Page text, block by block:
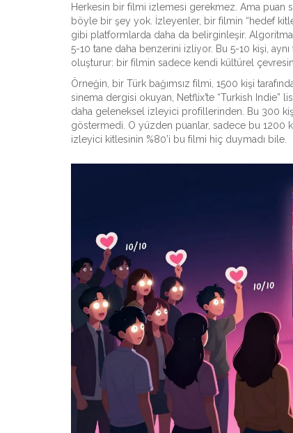
Herkesin bir filmi izlemesi gerekmez. Ama puan
böyle bir şey yok. İzleyenler, bir filmin “hedef
gibi platformlarda daha da belirginleşir.
5-10 tane daha benzerini izliyor. Bu 5-10 kişi,
oluşturur: bir filmin sadece kendi kültürel
Örneğin, bir Türk bağımsız filmi, 1500 kişi
sinema dergisi okuyan, Netflix’te “Turkish Indie”
daha geleneksel izleyici profillerinden. Bu 300
göstermedi. O yüzden puanlar, sadece bu 1200
izleyici kitlesinin %80’i bu filmi hiç duymadı bile.